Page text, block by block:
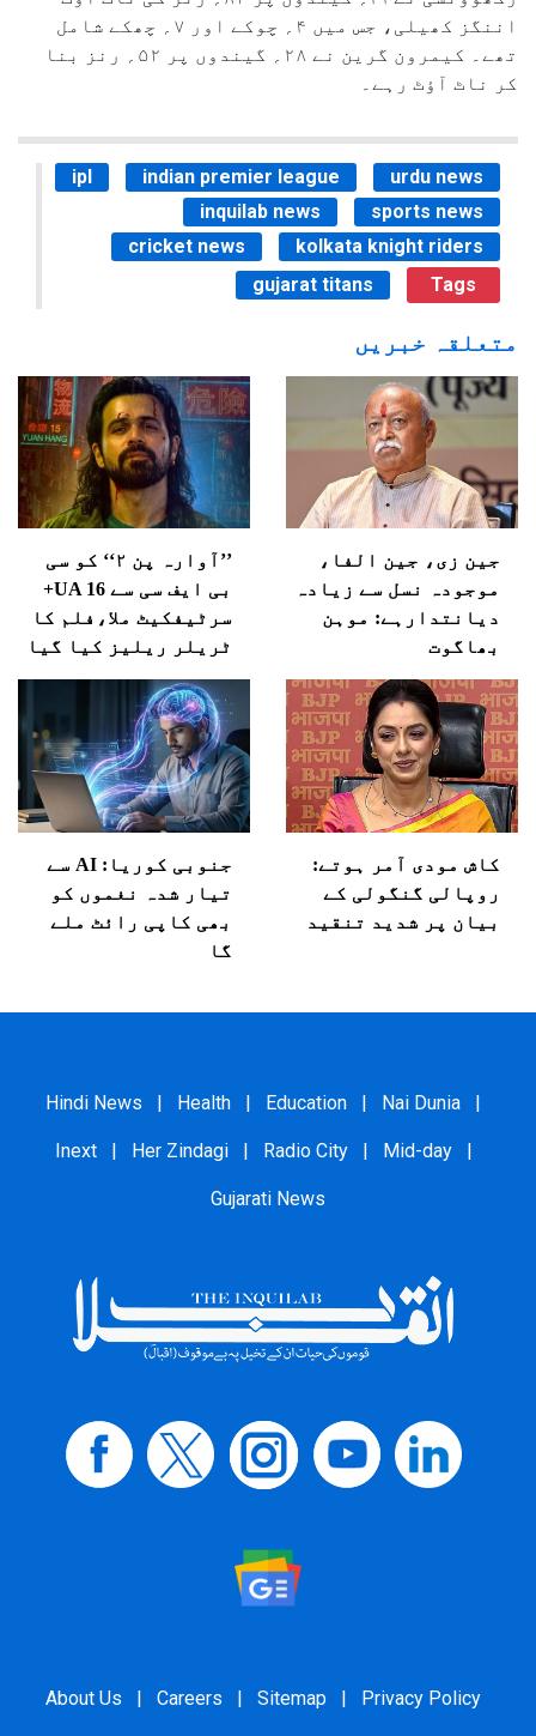
اننگز کھیلی، جس میں ۴؍ چوکے اور ۷؍ چھکے شامل
تھے۔ کیمرون گرین نے ۲۸؍ گیندوں پر ۵۲؍ رنز بنا
کر ناٹ آؤٹ رہے۔
ipl indian premier league
urdu news
inquilab news
sports news
cricket news
kolkata knight riders
gujarat titans
Tags
متعلقہ خبریں
جین زی، جین الفا،
موجودہ نسل سے زیادہ
دیانتدارہے: موہن
بھاگوت
’’آوارہ پن ۲‘‘ کو سی
بی ایف سی سے UA 16+
سرٹیفکیٹ ملا،فلم کا
ٹریلر ریلیز کیا گیا
کاش مودی آمر ہوتے:
روپالی گنگولی کے
بیان پر شدید تنقید
جنوبی کوریا: AI سے
تیار شدہ نغموں کو
بھی کاپی رائٹ ملے
گا
Hindi News | Health | Education | Nai Dunia |
Inext | Her Zindagi | Radio City | Mid-day |
Gujarati News
About Us | Careers | Sitemap | Privacy Policy